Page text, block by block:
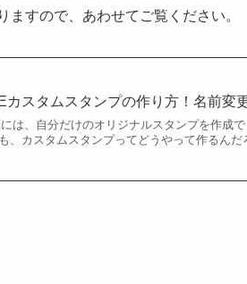
すので、あわせてご覧ください。
カスタムスタンプの作り方！名前変
には、自分だけのオリジナルスタンプを作成
、カスタムスタンプってどうやって作るん